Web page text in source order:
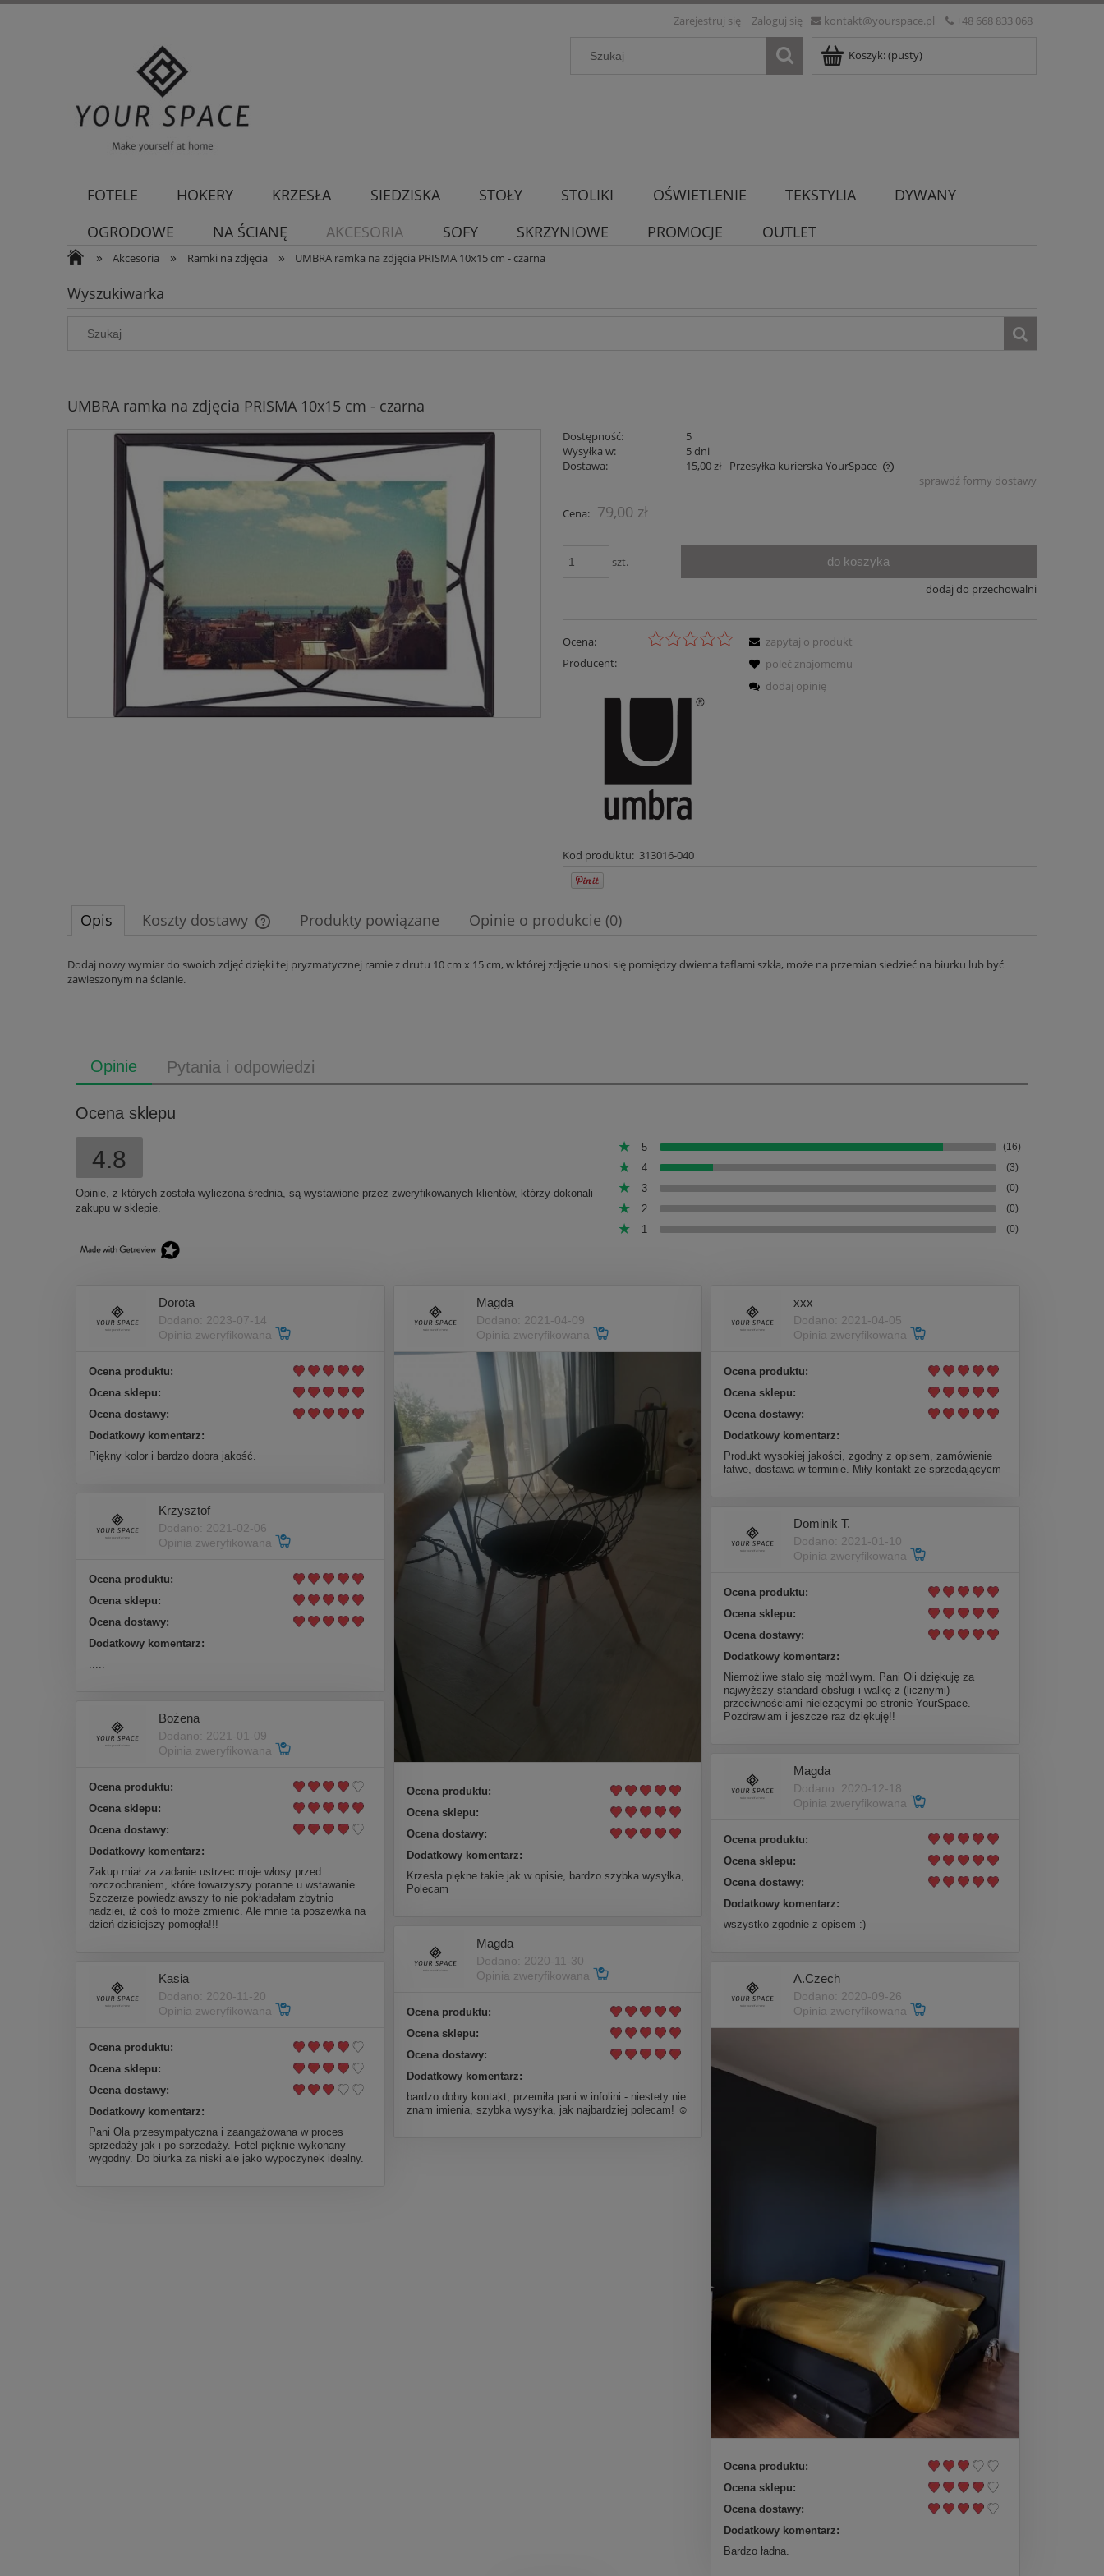
kontakt@yourspace.pl +48 668 833 068
Zarejestruj się Zaloguj się
Koszyk:(pusty)
FOTELE HOKERY KRZESŁA SIEDZISKA STOŁY STOLIKI OŚWIETLENIE TEKSTYLIA
DYWANY
OGRODOWE
NA ŚCIANĘ AKCESORIA SOFY SKRZYNIOWE PROMOCJE OUTLET
» Akcesoria » Ramki na zdjęcia » UMBRA ramka na zdjęcia PRISMA 10x15 cm - czarna
Wyszukiwarka
UMBRA ramka na zdjęcia PRISMA 10x15 cm - czarna
Dostępność:
5
Wysyłka w:
5 dni
Dostawa:
15,00 zł- Przesyłka kurierska YourSpace
sprawdź formy dostawy
Cena: 79,00 zł
szt. do koszyka
dodaj do przechowalni
Ocena:
Producent:
Kod produktu: 313016-040
zapytaj o produkt
poleć znajomemu
dodaj opinię
Opis Koszty dostawy
Cena nie zawiera ewentualnych kosztów
Produkty powiązane Opinie o produkcie (0)
Dodaj nowy wymiar do swoich zdjęć dzięki tej pryzmatycznej ramie z drutu 10 cm x 15 cm, w której zdjęcie unosi się pomiędzy dwiema taflami szkła, może na przemian siedzieć na biurku lub być
zawieszonym na ścianie.
Opinie Pytania i odpowiedzi
Ocena sklepu
4.8
Opinie, z których została wyliczona średnia, są wystawione przez zweryfikowanych klientów, którzy dokonali
zakupu w sklepie.
5 (16)
4 (3)
3 (0)
2 (0)
1 (0)
Dorota
Dodano: 2023-07-14
Opinia zweryfikowana
Ocena produktu:
Ocena sklepu:
Ocena dostawy:
Dodatkowy komentarz:
Piękny kolor i bardzo dobra jakość.
Magda
Dodano: 2021-04-09
Opinia zweryfikowana
Ocena produktu:
Ocena sklepu:
Ocena dostawy:
Dodatkowy komentarz:
Krzesła piękne takie jak w opisie, bardzo szybka wysyłka,
Polecam
xxx
Dodano: 2021-04-05
Opinia zweryfikowana
Ocena produktu:
Ocena sklepu:
Ocena dostawy:
Dodatkowy komentarz:
Produkt wysokiej jakości, zgodny z opisem, zamówienie
łatwe, dostawa w terminie. Miły kontakt ze sprzedającycm
Krzysztof
Dodano: 2021-02-06
Opinia zweryfikowana
Ocena produktu:
Ocena sklepu:
Ocena dostawy:
Dodatkowy komentarz:
Dominik T.
Dodano: 2021-01-10
Opinia zweryfikowana
Ocena produktu:
Ocena sklepu:
Ocena dostawy:
Dodatkowy komentarz:
Niemożliwe stało się możliwym. Pani Oli dziękuję za
najwyższy standard obsługi i walkę z (licznymi)
przeciwnościami nieleżącymi po stronie YourSpace.
Pozdrawiam i jeszcze raz dziękuję!!
Bożena
Dodano: 2021-01-09
Opinia zweryfikowana
Ocena produktu:
Ocena sklepu:
Ocena dostawy:
Dodatkowy komentarz:
Zakup miał za zadanie ustrzec moje włosy przed
rozczochraniem, które towarzyszy poranne u wstawanie.
Szczerze powiedziawszy to nie pokładałam zbytnio
nadziei, iż coś to może zmienić. Ale mnie ta poszewka na
dzień dzisiejszy pomogła!!!
Magda
Dodano: 2020-12-18
Opinia zweryfikowana
Ocena produktu:
Ocena sklepu:
Ocena dostawy:
Dodatkowy komentarz:
wszystko zgodnie z opisem :)
Magda
Dodano: 2020-11-30
Opinia zweryfikowana
Ocena produktu:
Ocena sklepu:
Ocena dostawy:
Dodatkowy komentarz:
bardzo dobry kontakt, przemiła pani w infolini - niestety nie
znam imienia, szybka wysyłka, jak najbardziej polecam! ☺️
Kasia
Dodano: 2020-11-20
Opinia zweryfikowana
Ocena produktu:
Ocena sklepu:
Ocena dostawy:
Dodatkowy komentarz:
Pani Ola przesympatyczna i zaangażowana w proces
sprzedaży jak i po sprzedaży. Fotel pięknie wykonany
wygodny. Do biurka za niski ale jako wypoczynek idealny.
A.Czech
Dodano: 2020-09-26
Opinia zweryfikowana
Ocena produktu:
Ocena sklepu:
Ocena dostawy:
Dodatkowy komentarz:
Bardzo ładna.